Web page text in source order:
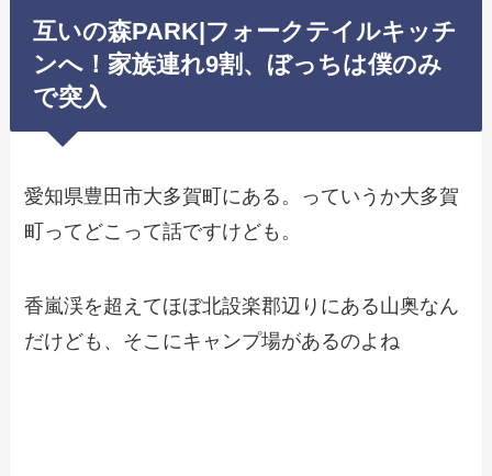
互いの森PARK|フォークテイルキッチ
ンへ！家族連れ9割、ぼっちは僕のみ
で突入
愛知県豊田市大多賀町にある。っていうか大多賀
町ってどこって話ですけども。
香嵐渓を超えてほぼ北設楽郡辺りにある山奥なん
だけども、そこにキャンプ場があるのよね